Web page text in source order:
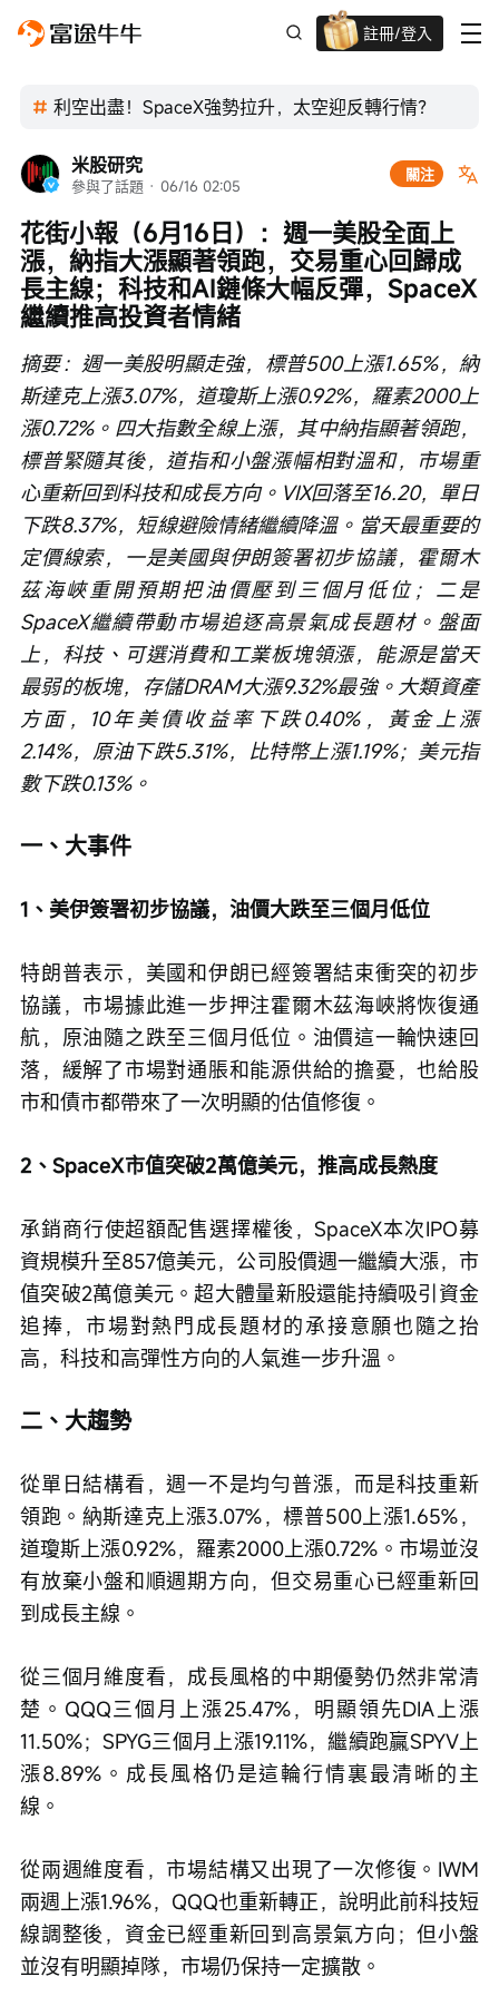
註冊/登入
迎新驚喜賞 股票/BTC等任你揀!
利空出盡！SpaceX強勢拉升，太空迎反轉行情？
米股研究
參與了話題 · 06/16 02:05
關注
花街小報（6月16日）：週一美股全面上
漲，納指大漲顯著領跑，交易重心回歸成
長主線；科技和AI鏈條大幅反彈，SpaceX
繼續推高投資者情緒
摘要：週一美股明顯走強，標普500上漲1.65%，納
斯達克上漲3.07%，道瓊斯上漲0.92%，羅素2000上
漲0.72%。四大指數全線上漲，其中納指顯著領跑，
標普緊隨其後，道指和小盤漲幅相對溫和，市場重
心重新回到科技和成長方向。VIX回落至16.20，單日
下跌8.37%，短線避險情緒繼續降溫。當天最重要的
定價線索，一是美國與伊朗簽署初步協議，霍爾木
茲海峽重開預期把油價壓到三個月低位；二是
SpaceX繼續帶動市場追逐高景氣成長題材。盤面
上，科技、可選消費和工業板塊領漲，能源是當天
最弱的板塊，存儲DRAM大漲9.32%最強。大類資產
方面，10年美債收益率下跌0.40%，黃金上漲
2.14%，原油下跌5.31%，比特幣上漲1.19%；美元指
數下跌0.13%。
一、大事件
1、美伊簽署初步協議，油價大跌至三個月低位
特朗普表示，美國和伊朗已經簽署結束衝突的初步
協議，市場據此進一步押注霍爾木茲海峽將恢復通
航，原油隨之跌至三個月低位。油價這一輪快速回
落，緩解了市場對通脹和能源供給的擔憂，也給股
市和債市都帶來了一次明顯的估值修復。
2、SpaceX市值突破2萬億美元，推高成長熱度
承銷商行使超額配售選擇權後，SpaceX本次IPO募
資規模升至857億美元，公司股價週一繼續大漲，市
值突破2萬億美元。超大體量新股還能持續吸引資金
追捧，市場對熱門成長題材的承接意願也隨之抬
高，科技和高彈性方向的人氣進一步升溫。
二、大趨勢
從單日結構看，週一不是均勻普漲，而是科技重新
領跑。納斯達克上漲3.07%，標普500上漲1.65%，
道瓊斯上漲0.92%，羅素2000上漲0.72%。市場並沒
有放棄小盤和順週期方向，但交易重心已經重新回
到成長主線。
從三個月維度看，成長風格的中期優勢仍然非常清
楚。QQQ三個月上漲25.47%，明顯領先DIA上漲
11.50%；SPYG三個月上漲19.11%，繼續跑贏SPYV上
漲8.89%。成長風格仍是這輪行情裏最清晰的主
線。
從兩週維度看，市場結構又出現了一次修復。IWM
兩週上漲1.96%，QQQ也重新轉正，說明此前科技短
線調整後，資金已經重新回到高景氣方向；但小盤
並沒有明顯掉隊，市場仍保持一定擴散。